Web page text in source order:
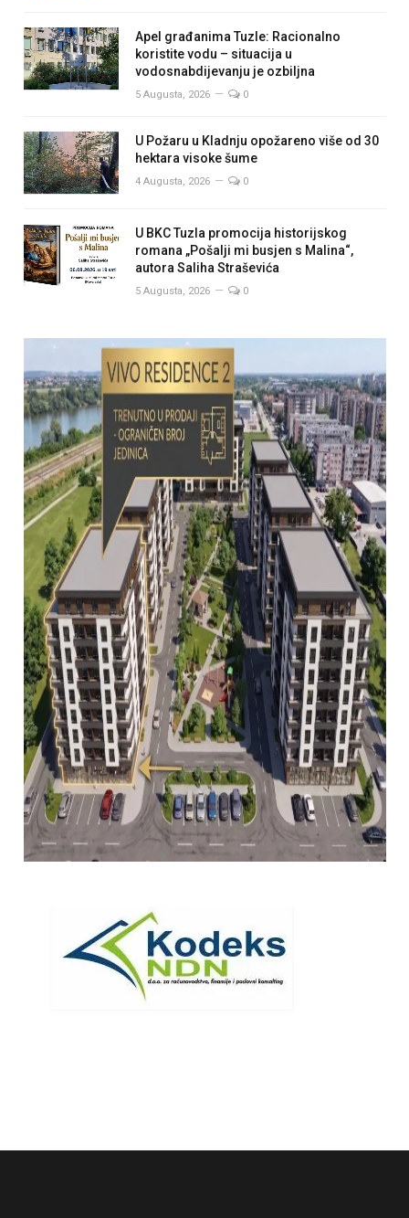
Apel građanima Tuzle: Racionalno
koristite vodu – situacija u
vodosnabdijevanju je ozbiljna
5 Augusta, 2026 0
U Požaru u Kladnju opožareno više od 30
hektara visoke šume
4 Augusta, 2026 0
U BKC Tuzla promocija historijskog
romana „Pošalji mi busjen s Malina“,
autora Saliha Straševića
5 Augusta, 2026 0